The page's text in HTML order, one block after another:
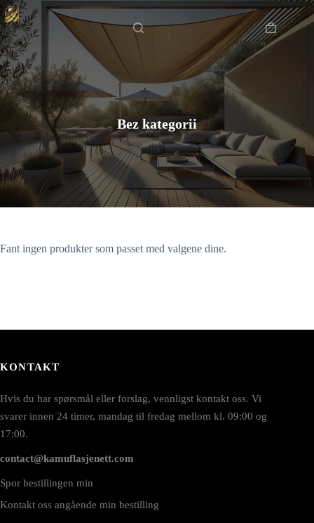
Hopp
til
innholdet
Hjem
Bez kategorii
Fant ingen produkter som passet med valgene dine.
KONTAKT
Hvis du har spørsmål eller forslag, vennligst kontakt oss. Vi
svarer innen 24 timer, mandag til fredag mellom kl. 09:00 og
17:00.
contact@kamuflasjenett.com
Spor bestillingen min
Kontakt oss angående min bestilling